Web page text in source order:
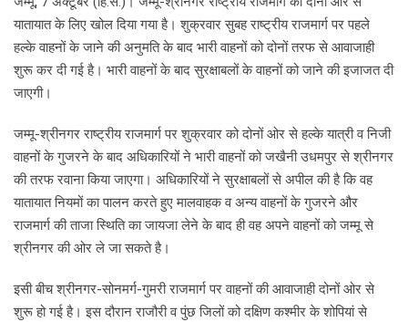
यातायात के लिए खोल दिया गया है। शुक्रवार सुबह राष्ट्रीय राजमार्ग पर पहले
हल्के वाहनों के जाने की अनुमति के बाद भारी वाहनों को दोनों तरफ से आवाजाही
शुरू कर दी गई है। भारी वाहनों के बाद सुरक्षाबलों के वाहनों को जाने की इजाजत दी
जाएगी।
जम्मू-श्रीनगर राष्ट्रीय राजमार्ग पर शुक्रवार को दोनों ओर से हल्के यात्री व निजी
वाहनों के गुजरने के बाद अधिकारियों ने भारी वाहनों को जखैनी उधमपुर से श्रीनगर
की तरफ रवाना किया जाएगा। अधिकारियों ने सुरक्षाबलों से अपील की है कि वह
यातायात नियमों का पालन करते हुए मालवाहक व अन्य वाहनों के गुजरने और
राजमार्ग की ताजा स्थिति का जायजा लेने के बाद ही वह अपने वाहनों को जम्मू से
श्रीनगर की ओर ले जा सकते है।
इसी बीच श्रीनगर-सोनमर्ग-गुमरी राजमार्ग पर वाहनों की आवाजाही दोनों ओर से
शुरू हो गई है। इस दौरान राजौरी व पुंछ जिलों को दक्षिण कश्मीर के शोपियां से